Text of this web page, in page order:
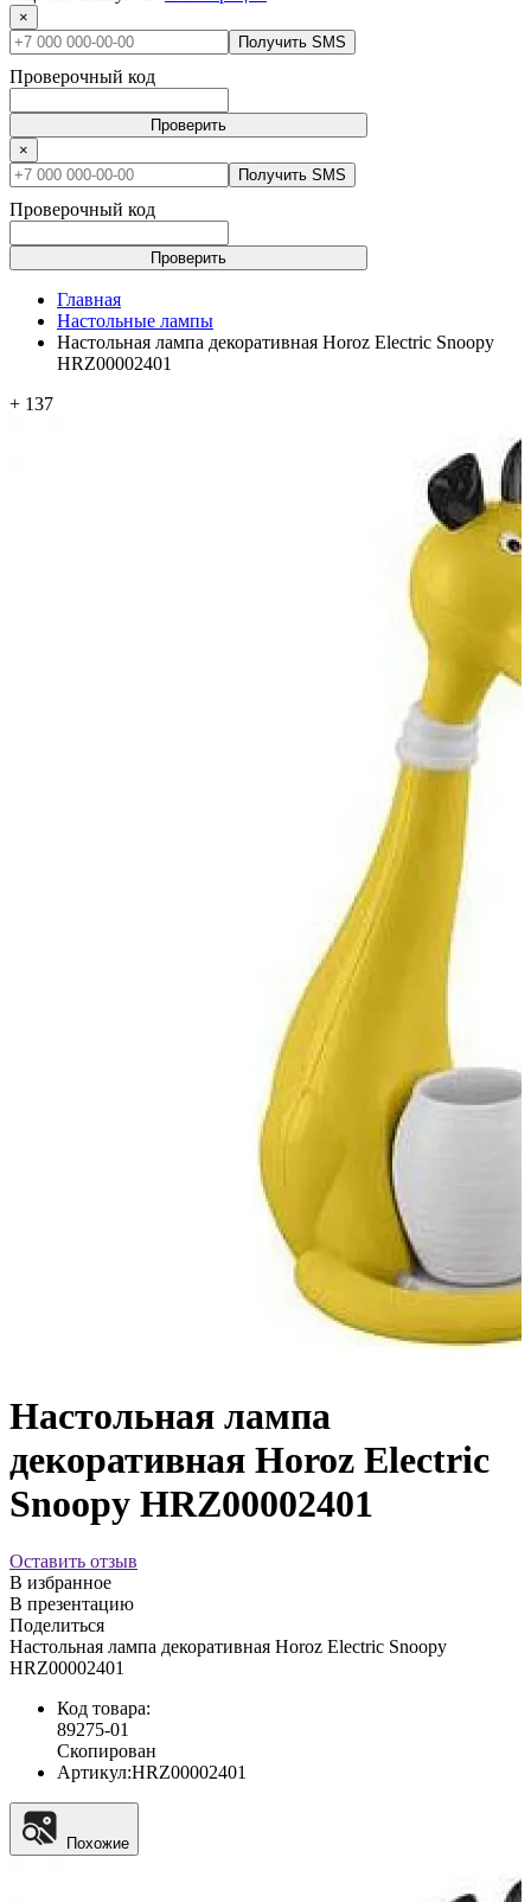
×
Получить SMS
Проверочный код
Проверить
×
Получить SMS
Проверочный код
Проверить
Главная
Настольные лампы
Настольная лампа декоративная Horoz Electric Snoopy
HRZ00002401
+ 137
Настольная лампа
декоративная Horoz Electric
Snoopy HRZ00002401
Оставить отзыв
В избранное
В презентацию
Поделиться
Настольная лампа декоративная Horoz Electric Snoopy
HRZ00002401
Код товара:
89275-01
Скопирован
Артикул:HRZ00002401
Похожие